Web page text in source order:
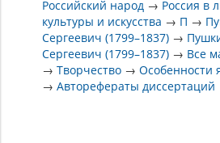
Российский народ → Россия в
культуры и искусства → П →
Сергеевич (1799–1837) →
Сергеевич (1799–1837) → Все
→Творчество →Особенности
→Авторефераты диссертаций